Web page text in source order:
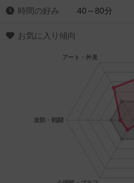
時間の好み 40～80分
お気に入り傾向